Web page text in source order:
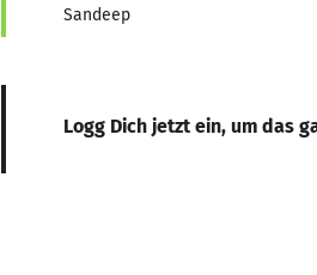
Sandeep
Logg Dich jetzt ein, um das